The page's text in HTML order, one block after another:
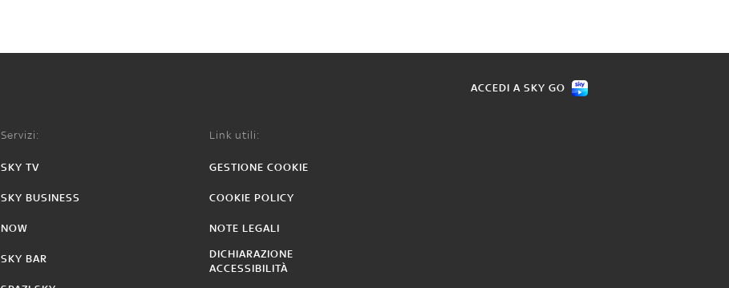
ACCEDI A SKY GO
Servizi:
SKY TV
SKY BUSINESS
NOW
SKY BAR
Link utili:
GESTIONE COOKIE
COOKIE POLICY
NOTE LEGALI
DICHIARAZIONE
ACCESSIBILITÀ